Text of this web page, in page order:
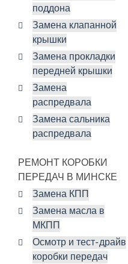
поддона
Замена клапанной
крышки
Замена прокладки
передней крышки
Замена
распредвала
Замена сальника
распредвала
РЕМОНТ КОРОБКИ
ПЕРЕДАЧ В МИНСКЕ
Замена КПП
Замена масла в
МКПП
Осмотр и тест-драйв
коробки передач